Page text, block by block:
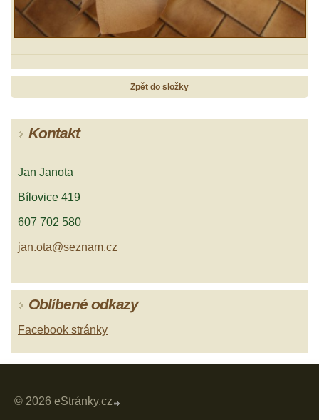
Zpět do složky
Kontakt
Jan Janota
Bílovice 419
607 702 580
jan.ota@seznam.cz
Oblíbené odkazy
Facebook stránky
© 2026 eStránky.cz